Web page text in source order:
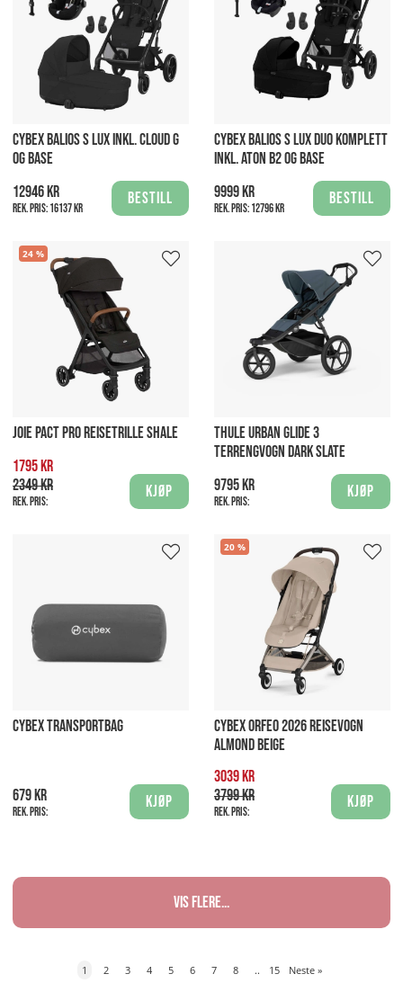
CYBEX BALIOS S LUX INKL. CLOUD G
OG BASE
12946 kr
Rek. pris:16137 kr
Bestill
CYBEX BALIOS S LUX DUO KOMPLETT
INKL. ATON B2 OG BASE
9999 kr
Rek. pris:12796 kr
Bestill
24
JOIE PACT PRO REISETRILLE SHALE
1795 kr
2349 kr
Rek. pris:
Kjøp
THULE URBAN GLIDE 3
TERRENGVOGN DARK SLATE
9795 kr
Rek. pris:
Kjøp
CYBEX TRANSPORTBAG
679 kr
Rek. pris:
Kjøp
20
CYBEX ORFEO 2026 REISEVOGN
ALMOND BEIGE
3039 kr
3799 kr
Rek. pris:
Kjøp
Vis flere...
1 2 3 4 5 6 7 8 .. 15 Neste »